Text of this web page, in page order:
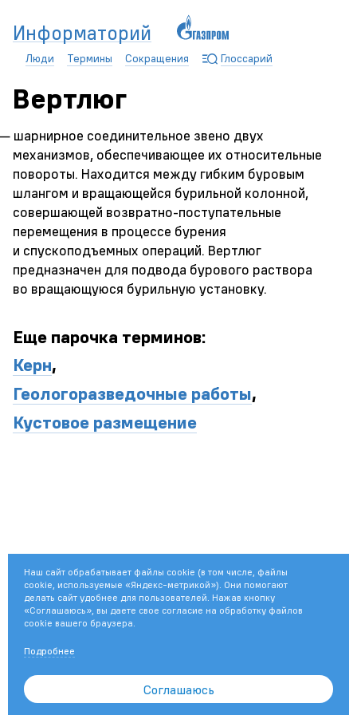
Информаторий
Люди Термины Сокращения Глоссарий
Вертлюг
шарнирное соединительное звено двух
механизмов, обеспечивающее их относительные
повороты. Находится между гибким буровым
шлангом и вращающейся бурильной колонной,
совершающей возвратно-поступательные
перемещения в процессе бурения
и спускоподъемных операций. Вертлюг
предназначен для подвода бурового раствора
во вращающуюся бурильную установку.
Еще парочка терминов:
Керн,
Геологоразведочные работы,
Кустовое размещение
© 2003—2026 ПАО «Газпром»
Наш сайт обрабатывает файлы cookie (в том числе, файлы
cookie, используемые «Яндекс-метрикой»). Они помогают
делать сайт удобнее для пользователей. Нажав кнопку
«Соглашаюсь», вы даете свое согласие на обработку файлов
cookie вашего браузера.
Подробнее
Соглашаюсь